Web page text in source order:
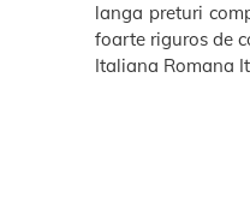
langa preturi
foarte riguros de
Italiana Romana